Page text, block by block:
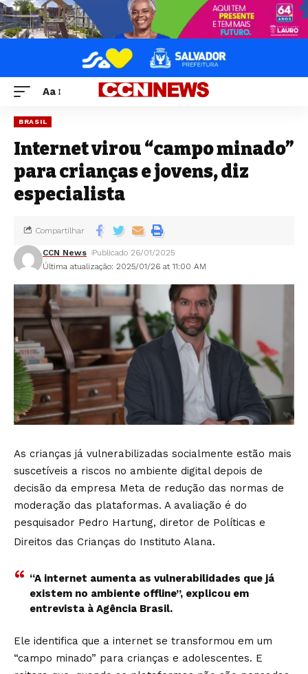
Aa
BRASIL
Internet virou “campo minado”
para crianças e jovens, diz
especialista
Última atualização: 2025/01/26 at 11:00 AM
CCN News Publicado 26/01/2025
Compartilhar
As crianças já vulnerabilizadas socialmente estão mais
suscetíveis a riscos no ambiente digital depois de
decisão da empresa Meta de redução das normas de
moderação das plataformas. A avaliação é do
pesquisador Pedro Hartung, diretor de Políticas e
Direitos das Crianças do Instituto Alana.
“A internet aumenta as vulnerabilidades que já
existem no ambiente offline”, explicou em
entrevista à Agência Brasil.
Ele identifica que a internet se transformou em um
“campo minado” para crianças e adolescentes. E